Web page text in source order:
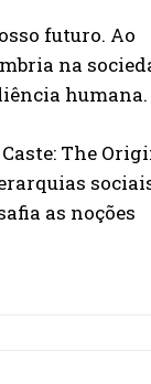
futuro. Ao
na
humana.
The
as noções